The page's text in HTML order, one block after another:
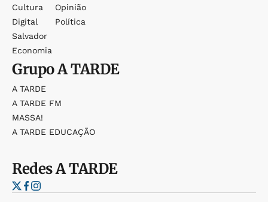
Cultura
Digital
Salvador
Economia
Opinião
Política
GrupoA TARDE
A TARDE
A TARDE FM
MASSA!
A TARDE EDUCAÇÃO
RedesA TARDE